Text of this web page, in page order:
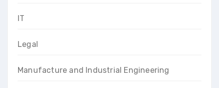
IT
Legal
Manufacture and Industrial Engineering